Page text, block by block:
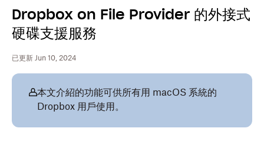
Dropbox on File Provider 的外接式
硬碟支援服務
已更新 Jun 10, 2024
本文介紹的功能可供所有用 macOS 系統的
Dropbox 用戶使用。